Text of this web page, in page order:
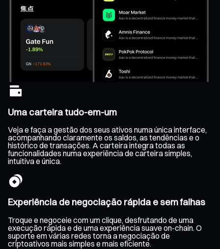
Uma carteira tudo-em-um
Veja e faça a gestão dos seus ativos numa única interface,
acompanhando claramente os saldos, as tendências e o
histórico de transações. A carteira integra todas as
funcionalidades numa experiência de carteira simples,
intuitiva e única.
Experiência de negociação rápida e sem falhas
Troque e negoceie com um clique, desfrutando de uma
execução rápida e de uma experiência suave on-chain. O
suporte em várias redes torna a negociação de
criptoativos mais simples e mais eficiente.